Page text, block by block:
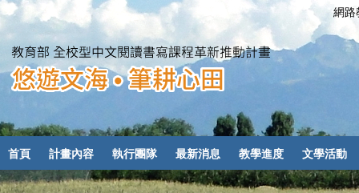
網路
首頁 計畫內容 執行團隊 最新消息 教學進度 文學活動